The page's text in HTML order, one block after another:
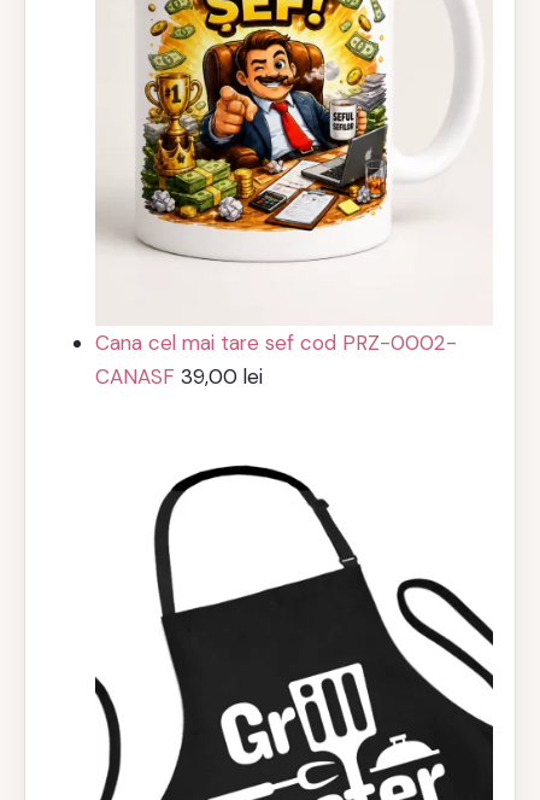
Cana cel mai tare sef cod PRZ-0002-
CANASF 39,00lei